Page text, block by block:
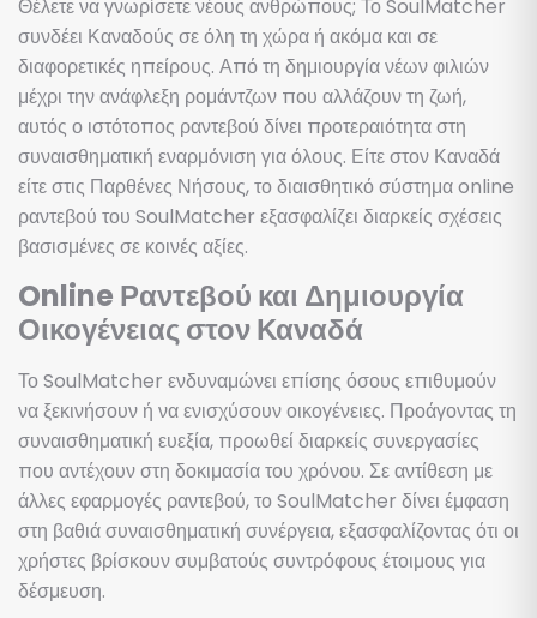
Θέλετε να γνωρίσετε νέους ανθρώπους; Το SoulMatcher
συνδέει Καναδούς σε όλη τη χώρα ή ακόμα και σε
διαφορετικές ηπείρους. Από τη δημιουργία νέων φιλιών
μέχρι την ανάφλεξη ρομάντζων που αλλάζουν τη ζωή,
αυτός ο ιστότοπος ραντεβού δίνει προτεραιότητα στη
συναισθηματική εναρμόνιση για όλους. Είτε στον Καναδά
είτε στις Παρθένες Νήσους, το διαισθητικό σύστημα online
ραντεβού του SoulMatcher εξασφαλίζει διαρκείς σχέσεις
βασισμένες σε κοινές αξίες.
Online Ραντεβού και Δημιουργία
Οικογένειας στον Καναδά
Το SoulMatcher ενδυναμώνει επίσης όσους επιθυμούν
να ξεκινήσουν ή να ενισχύσουν οικογένειες. Προάγοντας τη
συναισθηματική ευεξία, προωθεί διαρκείς συνεργασίες
που αντέχουν στη δοκιμασία του χρόνου. Σε αντίθεση με
άλλες εφαρμογές ραντεβού, το SoulMatcher δίνει έμφαση
στη βαθιά συναισθηματική συνέργεια, εξασφαλίζοντας ότι οι
χρήστες βρίσκουν συμβατούς συντρόφους έτοιμους για
δέσμευση.